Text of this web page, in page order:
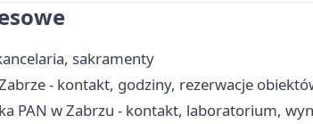
sakramenty
- kontakt, godziny, rezerwacje
PAN w Zabrzu - kontakt, laboratorium,